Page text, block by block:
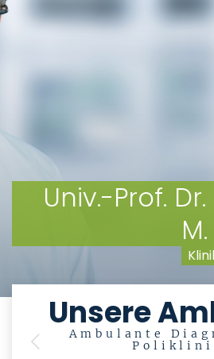
Univ.-Prof.
Unsere
Ambulante
Previous